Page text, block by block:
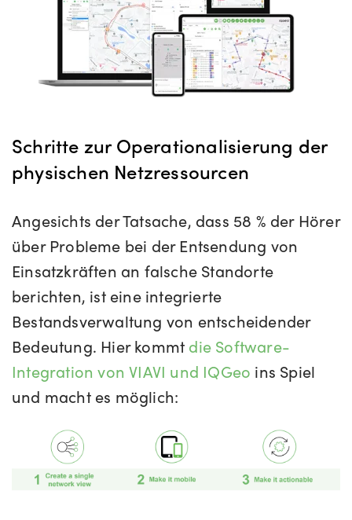
Schritte zur Operationalisierung der
physischen Netzressourcen
Angesichts der Tatsache, dass 58 % der Hörer
über Probleme bei der Entsendung von
Einsatzkräften an falsche Standorte
berichten, ist eine integrierte
Bestandsverwaltung von entscheidender
Bedeutung. Hier kommt die Software-
Integration von VIAVI und IQGeo ins Spiel
und macht es möglich: